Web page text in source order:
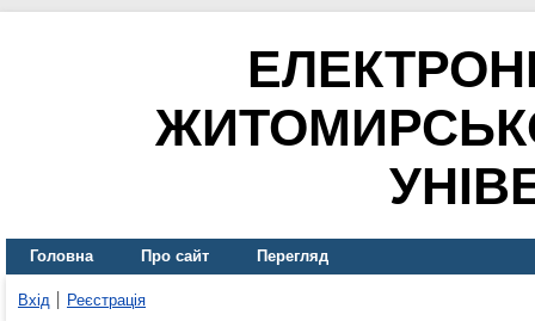
Головна Про сайт Перегляд
Вхід Реєстрація